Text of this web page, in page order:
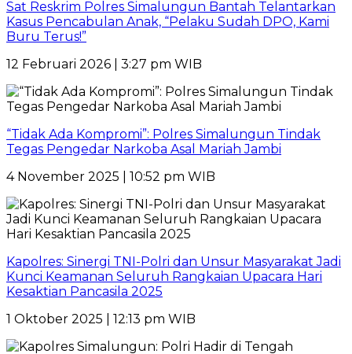
Sat Reskrim Polres Simalungun Bantah Telantarkan
Kasus Pencabulan Anak, “Pelaku Sudah DPO, Kami
Buru Terus!”
12 Februari 2026 | 3:27 pm WIB
“Tidak Ada Kompromi”: Polres Simalungun Tindak
Tegas Pengedar Narkoba Asal Mariah Jambi
4 November 2025 | 10:52 pm WIB
Kapolres: Sinergi TNI-Polri dan Unsur Masyarakat Jadi
Kunci Keamanan Seluruh Rangkaian Upacara Hari
Kesaktian Pancasila 2025
1 Oktober 2025 | 12:13 pm WIB